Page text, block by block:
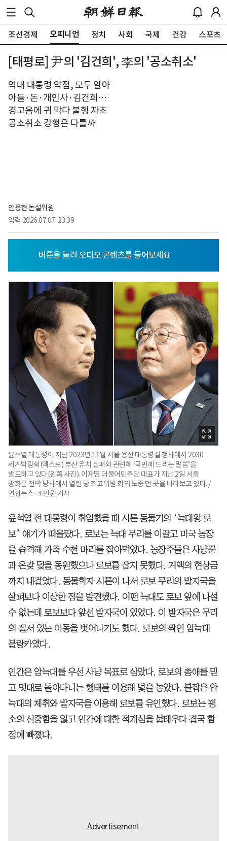
조선경제 오피니언 정치 사회 국제 건강 스포츠
[태평로] 尹의 '김건희', 李의 '공소취소'
역대 대통령 약점, 모두 알아
아들·돈·개인사·김건희…
경고음에 귀 막다 불행 자초
공소취소 강행은 다를까
안용현 논설위원
입력 2026.07.07. 23:39
윤석열 대통령이 지난 2023년 11월 서울 용산 대통령실 청사에서 2030
세계박람회(엑스포) 부산 유치 실패와 관련해 ‘국민께 드리는 말씀’을
발표하고 있다(왼쪽 사진). 이재명 더불어민주당 대표가 지난 2일 서울
광화문 천막 당사에서 열린 당 최고위원 회의 도중 먼 곳을 바라보고 있다. /
연합뉴스·조인원 기자
윤석열 전 대통령이 취임했을 때 시튼 동물기의 ‘늑대왕 로
보’ 얘기가 떠올랐다. 로보는 늑대 무리를 이끌고 미국 농장
을 습격해 가축 수천 마리를 잡아먹었다. 농장주들은 사냥꾼
과 온갖 덫을 동원했으나 로보를 잡지 못했다. 거액의 현상금
까지 내걸었다. 동물학자 시튼이 나서 로보 무리의 발자국을
살펴보다 이상한 점을 발견했다. 어떤 늑대도 로보 앞에 나설
수 없는데 로보보다 앞선 발자국이 있었다. 이 발자국은 무리
의 질서 있는 이동을 벗어나기도 했다. 로보의 짝인 암늑대
블랑카였다.
인간은 암늑대를 우선 사냥 목표로 삼았다. 로보의 총애를 믿
고 멋대로 돌아다니는 행태를 이용해 덫을 놓았다. 붙잡은 암
늑대의 체취와 발자국을 이용해 로보를 유인했다. 로보는 평
소의 신중함을 잃고 인간에 대한 적개심을 불태우다 결국 함
정에 빠졌다.